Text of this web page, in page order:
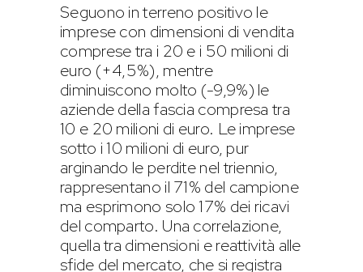
Seguono in terreno positivo le
imprese con dimensioni di vendita
comprese tra i 20 e i 50 milioni di
euro (+4,5%), mentre
diminuiscono molto (-9,9%) le
aziende della fascia compresa tra
10 e 20 milioni di euro. Le imprese
sotto i 10 milioni di euro, pur
arginando le perdite nel triennio,
rappresentano il 71% del campione
ma esprimono solo 17% dei ricavi
del comparto. Una correlazione,
quella tra dimensioni e reattività alle
sfide del mercato, che si registra